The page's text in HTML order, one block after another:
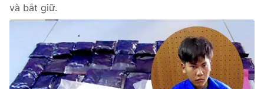
và bắt giữ.